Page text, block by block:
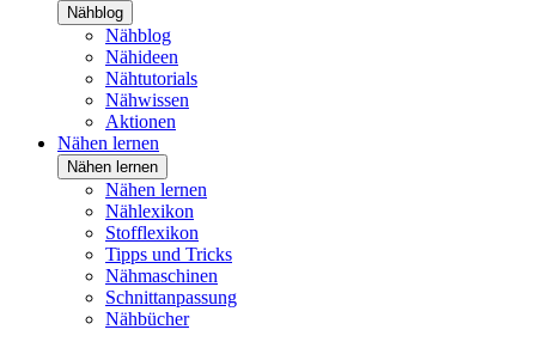
Nähblog
Nähblog
Nähideen
Nähtutorials
Nähwissen
Aktionen
Nähen lernen
Nähen lernen
Nähen lernen
Nählexikon
Stofflexikon
Tipps und Tricks
Nähmaschinen
Schnittanpassung
Nähbücher